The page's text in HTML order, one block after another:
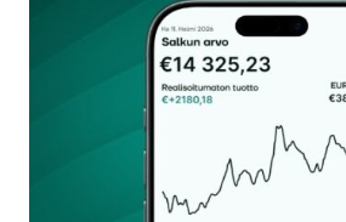
Kommentti*
Nimesi tai nimimerkkisi